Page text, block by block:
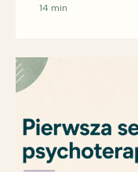
14 min